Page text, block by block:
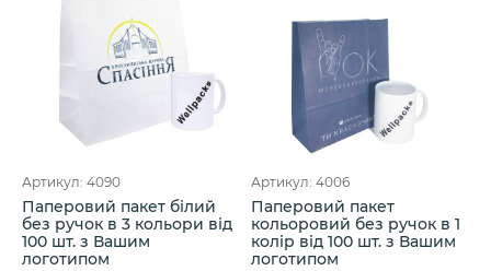
Артикул: 4090
Паперовий пакет білий
без ручок в 3 кольори від
100 шт. з Вашим
логотипом
Артикул: 4006
Паперовий пакет
кольоровий без ручок в 1
колір від 100 шт. з Вашим
логотипом